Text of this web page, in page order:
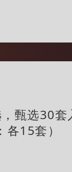
甄选30套
各15套）